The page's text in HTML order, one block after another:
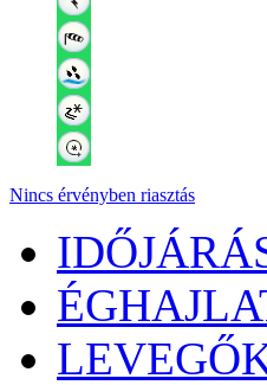
Nincs érvényben riasztás